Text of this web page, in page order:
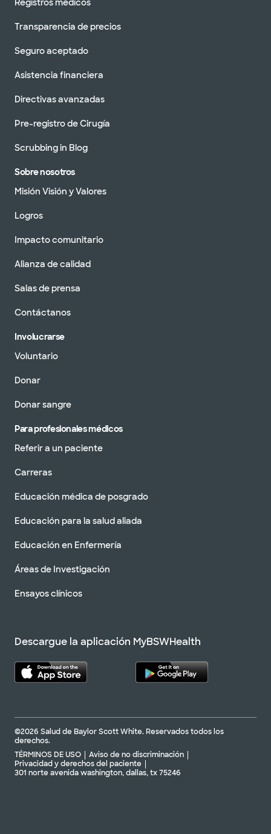
Registros médicos
Transparencia de precios
Seguro aceptado
Asistencia financiera
Directivas avanzadas
Pre-registro de Cirugía
Scrubbing in Blog
Sobre nosotros
Misión Visión y Valores
Logros
Impacto comunitario
Alianza de calidad
Salas de prensa
Contáctanos
Involucrarse
Voluntario
Donar
Donar sangre
Para profesionales médicos
Referir a un paciente
Carreras
Educación médica de posgrado
Educación para la salud aliada
Educación en Enfermería
Áreas de Investigación
Ensayos clínicos
Descargue la aplicación MyBSWHealth
©2026 Salud de Baylor Scott White. Reservados todos los
derechos.
TÉRMINOS DE USO
Aviso de no discriminación
Privacidad y derechos del paciente
301 norte avenida washington, dallas, tx 75246